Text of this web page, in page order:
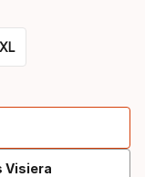
Visiera